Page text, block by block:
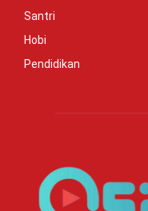
Santri
Hobi
Pendidikan